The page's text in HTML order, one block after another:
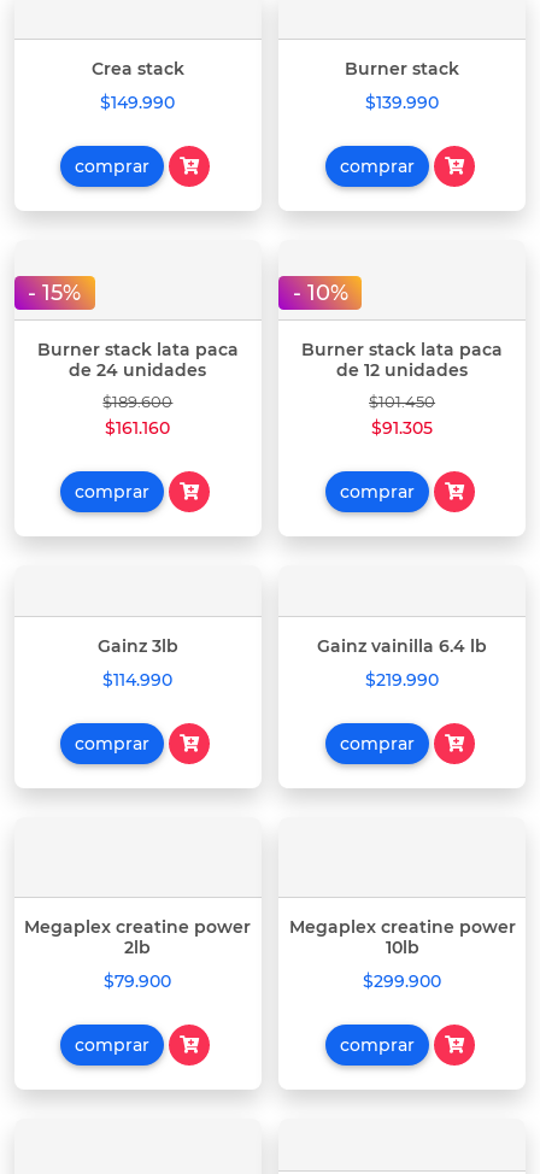
Crea stack
$149.990
comprar
Burner stack
$139.990
comprar
- 15%
Burner stack lata paca
de 24 unidades
$189.600
$161.160
comprar
- 10%
Burner stack lata paca
de 12 unidades
$101.450
$91.305
comprar
Gainz 3lb
$114.990
comprar
Gainz vainilla 6.4 lb
$219.990
comprar
Megaplex creatine power
2lb
$79.900
comprar
Megaplex creatine power
10lb
$299.900
comprar